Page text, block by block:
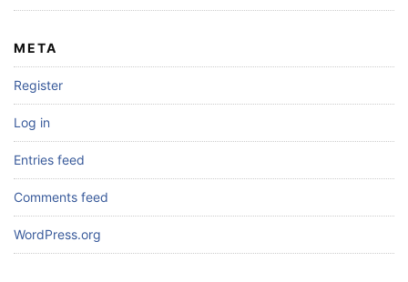
META
Register
Log in
Entries feed
Comments feed
WordPress.org